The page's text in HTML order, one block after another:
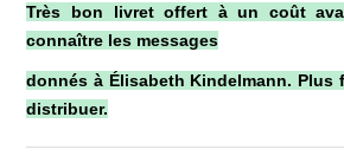
Très bon livret offert à un coût
connaître les messages
donnés à Élisabeth Kindelmann. Plus
distribuer.